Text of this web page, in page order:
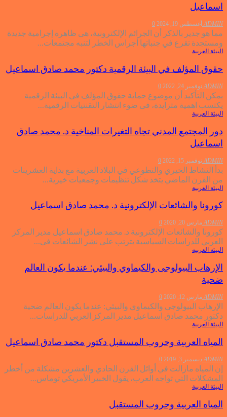
اسماعيل
ADMIN أغسطس 19, 2024 0
مما هو جدير بالذكر أن الجرائم الإلكترونية، هى ظاهرة إجرامية جديدة
ومستجدة تقرع في جنباتها أجراس الخطر لتنبه مجتمعات…
البيئة العربية
حقوق المؤلف في البيئة الرقمية دكتور محمد صادق اسماعيل
ADMIN نوفمبر 24, 2022 0
يمكن التأكيد أن موضوع حماية حقوق المؤلف فى البيئة الرقمية
يكتسب اهمية متزايدة، فى ضوء انتشار التقنتيات الرقمية…
البيئة العربية
دور المجتمع المدني تجاه التغيرات المناخية د. محمد صادق
اسماعيل
ADMIN نوفمبر 15, 2022 0
بدأ النشاط الخيري والتطوعي في البلاد العربية مع بداية العشرينات
من القرن الماضي يتخذ شكل تنظيمات وجمعيات خيرية…
البيئة العربية
كورونا والشائعات الإلكترونية د. محمد صادق اسماعيل
ADMIN مارس 20, 2020 0
كورونا والشائعات الإلكترونية د. محمد صادق اسماعيل مدير المركز
العربي للدراسات السياسية يترتب على نشر الشائعات فى…
البيئة العربية
الإرهاب البيولوجى والكيماوي والبيئي: عندما يكون العالم
ضحية
ADMIN مارس 12, 2020 0
الإرهاب البيولوجى والكيماوي والبيئي: عندما يكون العالم ضحية
دكتور محمد صادق اسماعيل مدير المركز العربي للدراسات…
البيئة العربية
المياه العربية وحروب المستقبل دكتور محمد صادق اسماعيل
ADMIN ديسمبر 3, 2019 0
إن المياه مازالت في أوائل القرن الحادي والعشرين مشكلة من أخطر
المشكلات التي تواجه العرب، يقول الخبير الأمريكي توماس…
البيئة العربية
المياه العربية وحروب المستقبل